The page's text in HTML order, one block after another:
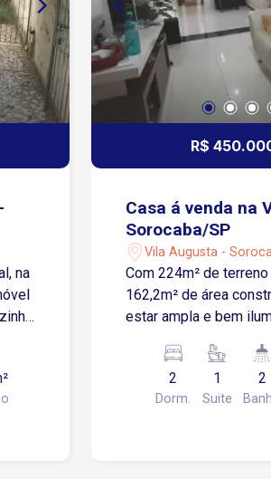
na
- 2
R$
Casa á venda na
Sorocaba/SP
Vila Augusta -
Com 224m² de
162,2m² de área construída,
estar ampla e bem
sala de TV
reservado e acolhedor
em família. São 2 dormitórios, sendo 1
2
Dorm.
1
Suite
2